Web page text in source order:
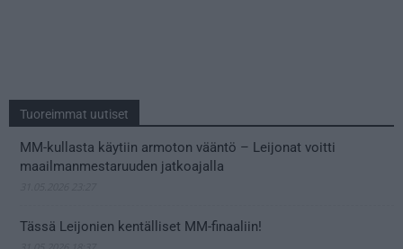
Tuoreimmat uutiset
MM-kullasta käytiin armoton vääntö – Leijonat voitti
maailmanmestaruuden jatkoajalla
Tässä Leijonien kentälliset MM-finaaliin!